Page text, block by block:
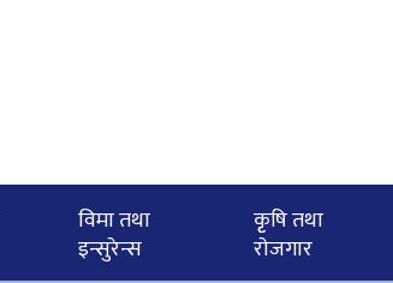
विमा तथा
इन्सुरेन्स
कृृषि तथा
राेजगार